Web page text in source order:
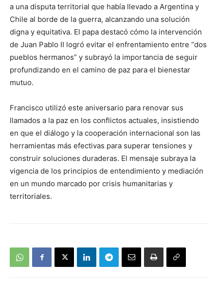
a una disputa territorial que había llevado a Argentina y
Chile al borde de la guerra, alcanzando una solución
digna y equitativa. El papa destacó cómo la intervención
de Juan Pablo II logró evitar el enfrentamiento entre “dos
pueblos hermanos” y subrayó la importancia de seguir
profundizando en el camino de paz para el bienestar
mutuo.
Francisco utilizó este aniversario para renovar sus
llamados a la paz en los conflictos actuales, insistiendo
en que el diálogo y la cooperación internacional son las
herramientas más efectivas para superar tensiones y
construir soluciones duraderas. El mensaje subraya la
vigencia de los principios de entendimiento y mediación
en un mundo marcado por crisis humanitarias y
territoriales.